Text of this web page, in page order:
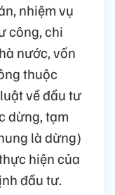
nhiệm vụ
công, chi
nước, vốn
thuộc
về đầu tư
dừng, tạm
là dừng)
hiện của
đầu tư.